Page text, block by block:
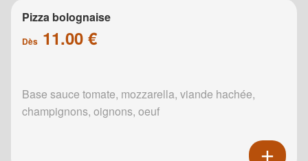
Pizza bolognaise
Dès 11.00 €
Base sauce tomate, mozzarella, viande hachée,
champignons, oignons, oeuf